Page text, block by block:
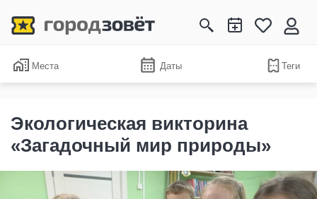
Места Даты Теги
Экологическая викторина
«Загадочный мир природы»